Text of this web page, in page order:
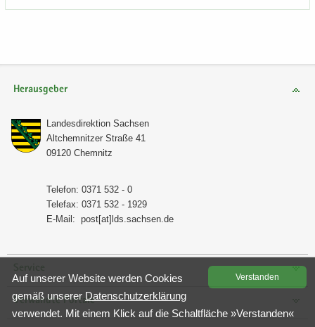
Herausgeber
Lan­des­di­rek­ti­on Sach­sen
Alt­chem­nit­zer Stra­ße 41
09120 Chem­nitz
Te­le­fon: 0371 532 - 0
Te­le­fax: 0371 532 - 1929
E-​Mail: post[at]lds.sach­sen.de
Verwandte Portale
Ver­stan­den
Auf un­se­rer Web­site wer­den Coo­kies
gemäß un­se­rer Da­ten­schutz­er­klä­rung
ver­wen­det. Mit einem Klick auf die Schalt­flä­che »Ver­stan­den«